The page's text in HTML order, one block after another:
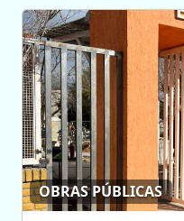
OBRAS PÚBLICAS